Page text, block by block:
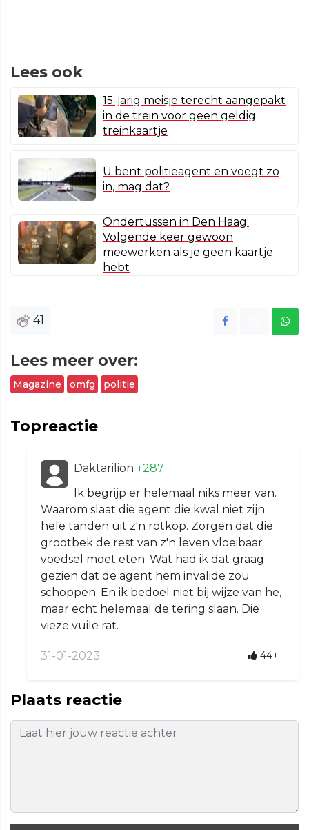
Lees ook
15-jarig meisje terecht aangepakt
in de trein voor geen geldig
treinkaartje
U bent politieagent en voegt zo
in, mag dat?
Ondertussen in Den Haag:
Volgende keer gewoon
meewerken als je geen kaartje
hebt
41
Lees meer over:
Magazine omfg politie
Topreactie
Daktarilion +287
Ik begrijp er helemaal niks meer van.
Waarom slaat die agent die kwal niet zijn
hele tanden uit z'n rotkop. Zorgen dat die
grootbek de rest van z'n leven vloeibaar
voedsel moet eten. Wat had ik dat graag
gezien dat de agent hem invalide zou
schoppen. En ik bedoel niet bij wijze van he,
maar echt helemaal de tering slaan. Die
vieze vuile rat.
31-01-2023 44+
Plaats reactie